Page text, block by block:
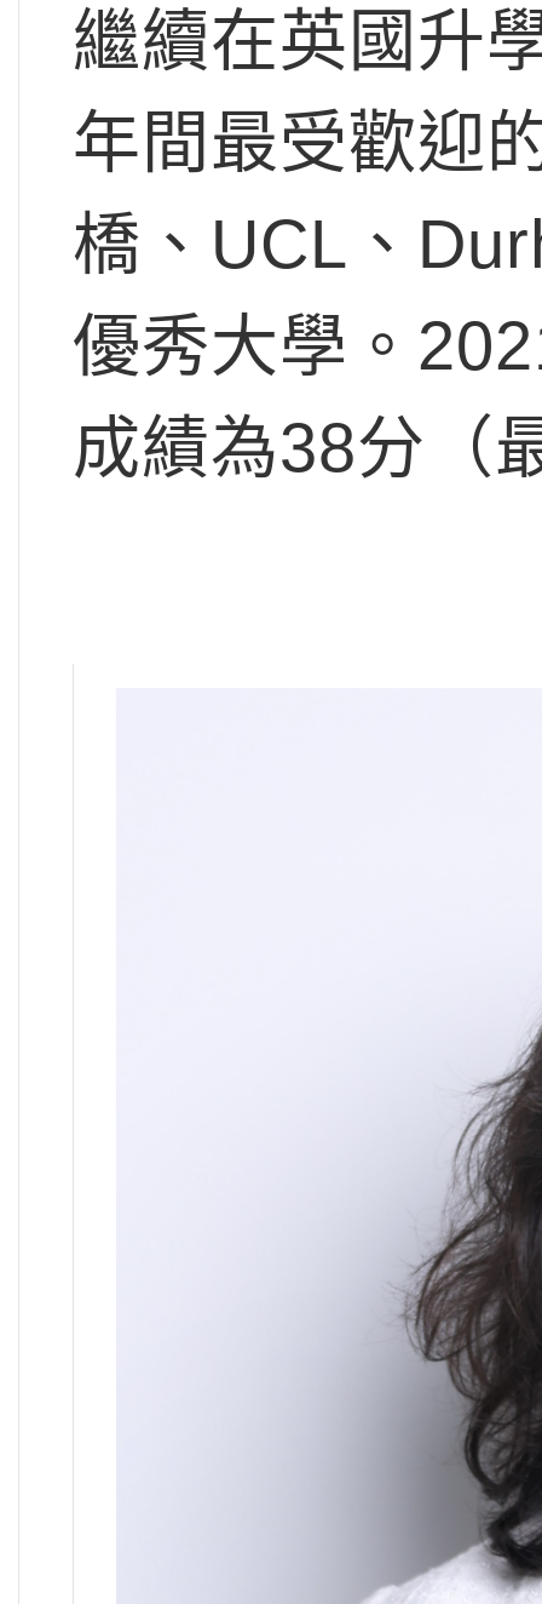
繼續在英國升
年間最受歡迎
橋、UCL、
優秀大學。
成績為38分（